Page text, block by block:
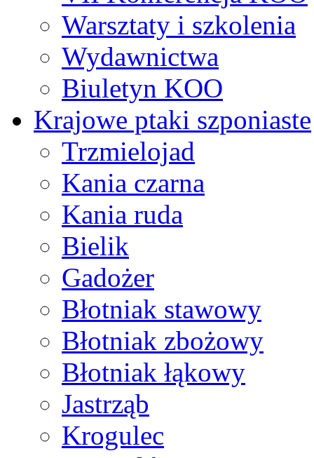
Warsztaty i szkolenia
Wydawnictwa
Biuletyn KOO
Krajowe ptaki szponiaste
Trzmielojad
Kania czarna
Kania ruda
Bielik
Gadożer
Błotniak stawowy
Błotniak zbożowy
Błotniak łąkowy
Jastrząb
Krogulec